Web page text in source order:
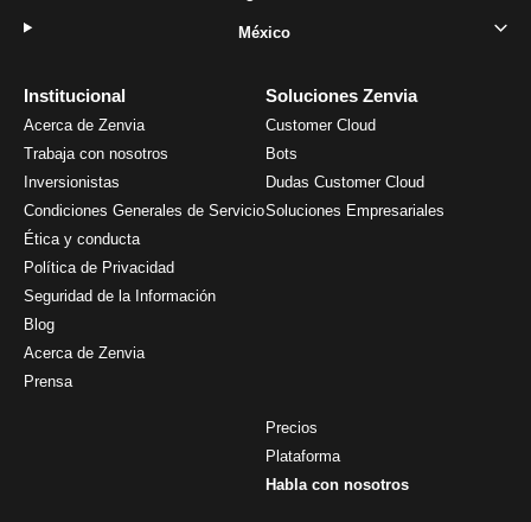
Institucional
Acerca de Zenvia
Trabaja con nosotros
Inversionistas
Condiciones Generales de Servicio
Ética y conducta
Política de Privacidad
Seguridad de la Información
Blog
Acerca de Zenvia
Prensa
Soluciones Zenvia
Customer Cloud
Bots
Dudas Customer Cloud
Soluciones Empresariales
Precios
Plataforma
Habla con nosotros
México